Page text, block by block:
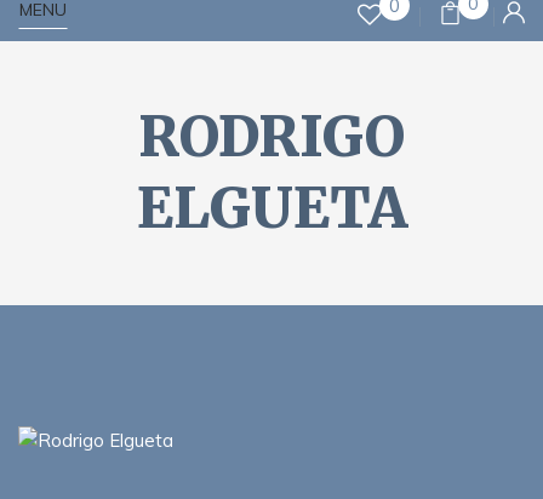
MENU 0
RODRIGO
ELGUETA